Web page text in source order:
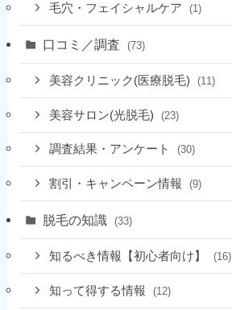
毛穴・フェイシャルケア (1)
口コミ／調査 (73)
美容クリニック(医療脱毛) (11)
美容サロン(光脱毛) (23)
調査結果・アンケート (30)
割引・キャンペーン情報 (9)
脱毛の知識 (33)
知るべき情報【初心者向け】 (16)
知って得する情報 (12)